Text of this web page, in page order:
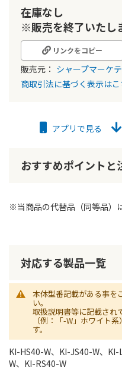
在庫なし
※販売を終了いたし
リンクをコピー
販売元： シャープマーケ
商取引法に基づく表示はこ
動
アプリで見る
おすすめポイントと
※当商品の代替品（同等品）
対応する製品一覧
本体型番記載がある事を
い。
取扱説明書等に記載され
（例：「-W」ホワイト
す。
KI-HS40-W、KI-JS40-W、
W、KI-RS40-W